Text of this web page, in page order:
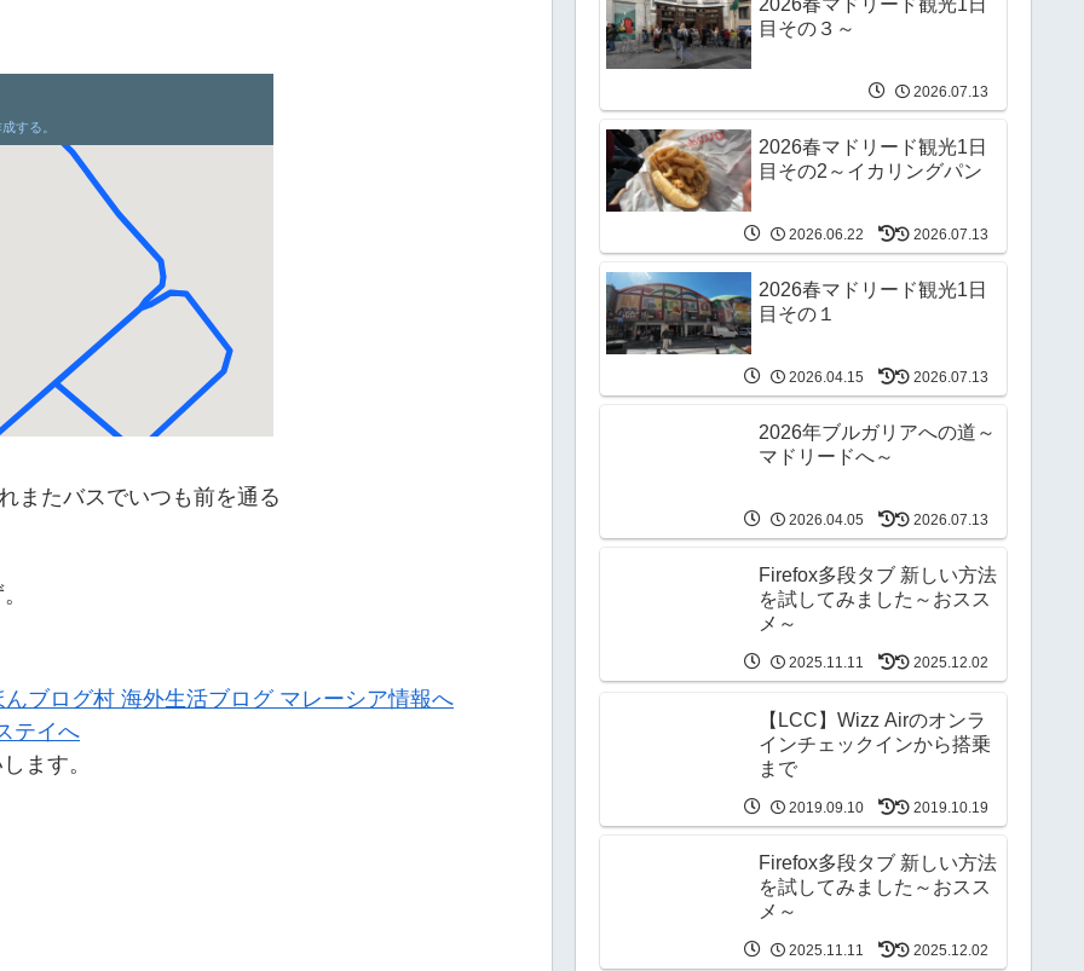
またバスでいつも前を通る
ます。
2026春マドリード観光1日
目その３～
2026.07.13
2026春マドリード観光1日
目その2～イカリングパン
2026.06.22 2026.07.13
2026春マドリード観光1日
目その１
2026.04.15 2026.07.13
2026年ブルガリアへの道～
マドリードへ～
2026.04.05 2026.07.13
Firefox多段タブ 新しい方法
を試してみました～おスス
メ～
2025.11.11 2025.12.02
【LCC】Wizz Airのオンラ
インチェックインから搭乗
まで
2019.09.10 2019.10.19
Firefox多段タブ 新しい方法
を試してみました～おスス
メ～
2025.11.11 2025.12.02